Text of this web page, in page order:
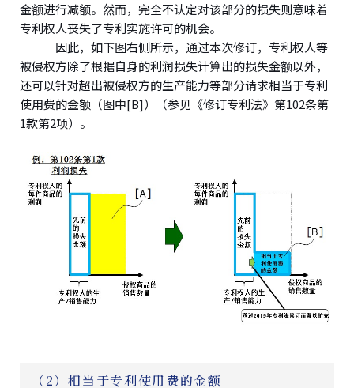
金额进行减额。然而，完全不认定对该部分的损失则意味着
专利权人丧失了专利实施许可的机会。
因此，如下图右侧所示，通过本次修订，专利权人等
被侵权方除了根据自身的利润损失计算出的损失金额以外，
还可以针对超出被侵权方的生产能力等部分请求相当于专利
使用费的金额（图中[B]）（参见《修订专利法》第102条第
1款第2项）。
（2）相当于专利使用费的金额